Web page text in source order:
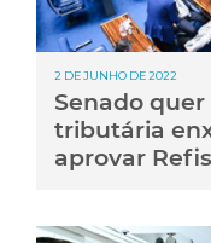
2 DE JUNHO DE 2022
Senado
tributária
aprovar Refis